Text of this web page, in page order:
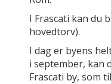
I Frascati kan du
hovedtorv).
I dag er byens
i september, kan
Frascati by, som